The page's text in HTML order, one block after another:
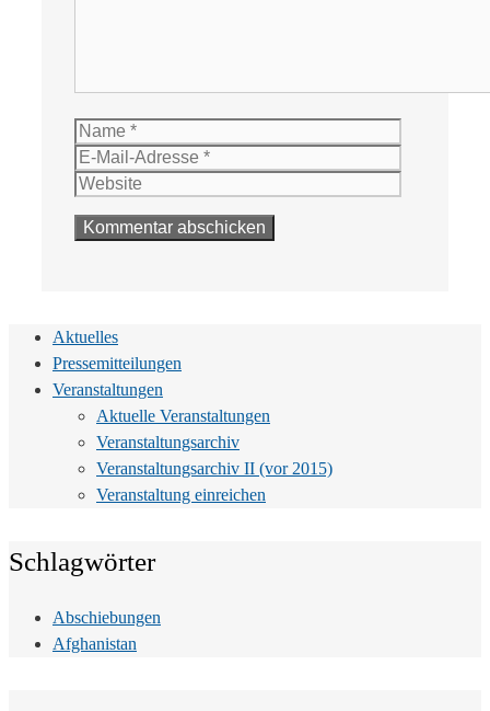
Name
Aktuelles
Pressemitteilungen
Veranstaltungen
Aktuelle Veranstaltungen
Veranstaltungsarchiv
Veranstaltungsarchiv II (vor 2015)
Veranstaltung einreichen
Schlagwörter
Abschiebungen
Afghanistan